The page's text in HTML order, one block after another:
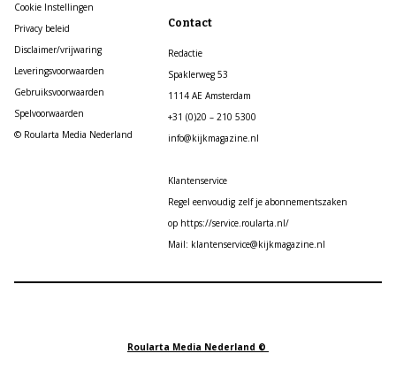
Cookie Instellingen
Privacy beleid
Disclaimer/vrijwaring
Leveringsvoorwaarden
Gebruiksvoorwaarden
Spelvoorwaarden
© Roularta Media Nederland
Contact
Redactie
Spaklerweg 53
1114 AE Amsterdam
+31 (0)20 – 210 5300
info@kijkmagazine.nl
Klantenservice
Regel eenvoudig zelf je abonnementszaken
op https://service.roularta.nl/
Mail: klantenservice@kijkmagazine.nl
Roularta Media Nederland ©